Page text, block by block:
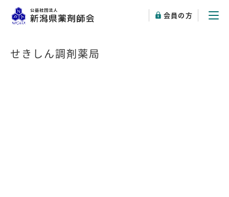
会員の方
せきしん調剤薬局